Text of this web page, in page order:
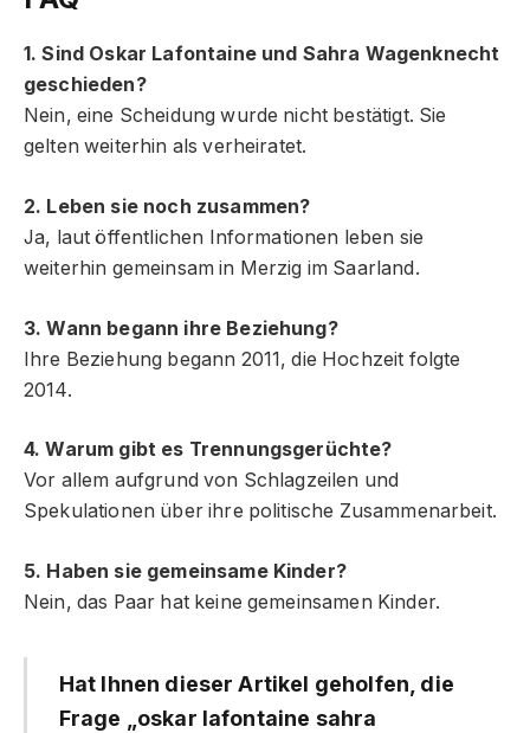
1. Sind Oskar Lafontaine und Sahra Wagenknecht
geschieden?
Nein, eine Scheidung wurde nicht bestätigt. Sie
gelten weiterhin als verheiratet.
2. Leben sie noch zusammen?
Ja, laut öffentlichen Informationen leben sie
weiterhin gemeinsam in Merzig im Saarland.
3. Wann begann ihre Beziehung?
Ihre Beziehung begann 2011, die Hochzeit folgte
2014.
4. Warum gibt es Trennungsgerüchte?
Vor allem aufgrund von Schlagzeilen und
Spekulationen über ihre politische Zusammenarbeit.
5. Haben sie gemeinsame Kinder?
Nein, das Paar hat keine gemeinsamen Kinder.
Hat Ihnen dieser Artikel geholfen, die
Frage „oskar lafontaine sahra